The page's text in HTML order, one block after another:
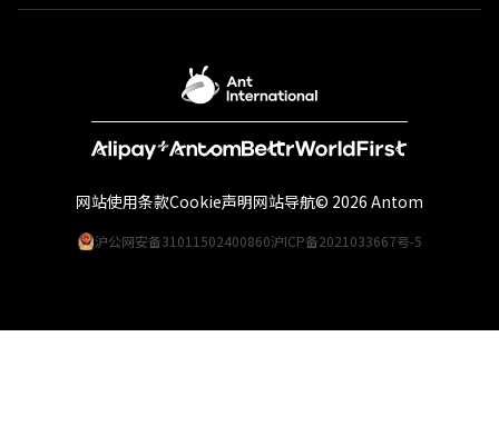
沪公网安备31011502400860沪ICP备2021033667号-5
网站使用条款Cookie声明网站导航© 2026 Antom